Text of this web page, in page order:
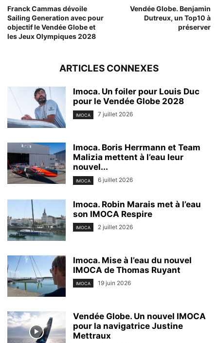
Franck Cammas dévoile
Sailing Generation avec pour
objectif le Vendée Globe et
les Jeux Olympiques 2028
Vendée Globe. Benjamin
Dutreux, un Top10 à
préserver
ARTICLES CONNEXES
Imoca. Un foiler pour Louis Duc
pour le Vendée Globe 2028
IMOCA 7 juillet 2026
Imoca. Boris Herrmann et Team
Malizia mettent à l’eau leur
nouvel...
IMOCA 6 juillet 2026
Imoca. Robin Marais met à l’eau
son IMOCA Respire
IMOCA 2 juillet 2026
Imoca. Mise à l’eau du nouvel
IMOCA de Thomas Ruyant
IMOCA 19 juin 2026
Vendée Globe. Un nouvel IMOCA
pour la navigatrice Justine
Mettraux